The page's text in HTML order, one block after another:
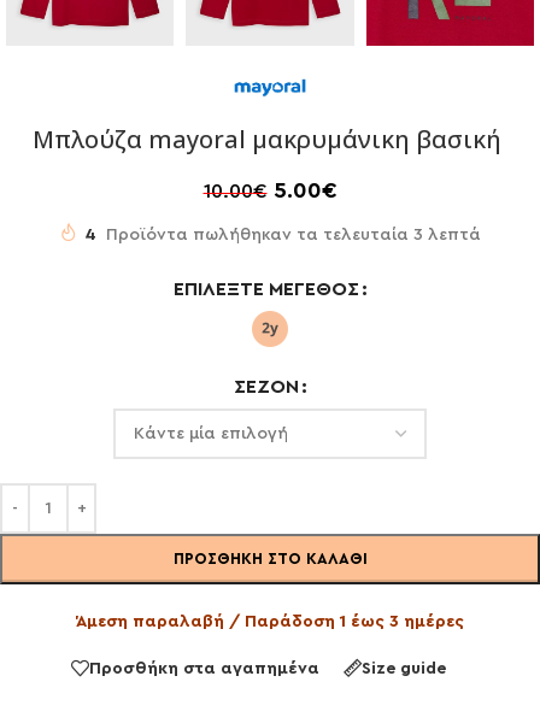
Μπλούζα mayoral μακρυμάνικη βασική
10.00€ 5.00€
4 Προϊόντα πωλήθηκαν τα τελευταία 3 λεπτά
ΕΠΙΛΈΞΤΕ ΜΈΓΕΘΟΣ
ΣΕΖΌΝ
ΠΡΟΣΘΉΚΗ ΣΤΟ ΚΑΛΆΘΙ
Άμεση παραλαβή / Παράδοση 1 έως 3 ημέρες
Προσθήκη στα αγαπημένα Size guide